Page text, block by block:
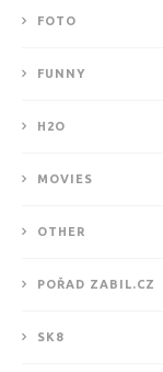
FOTO
FUNNY
H2O
MOVIES
OTHER
POŘAD ZABIL.CZ
SK8